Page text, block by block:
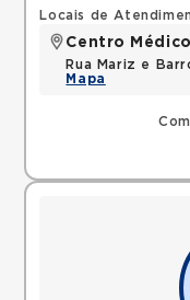
Locais de
Centro
Rua Mariz e
Mapa